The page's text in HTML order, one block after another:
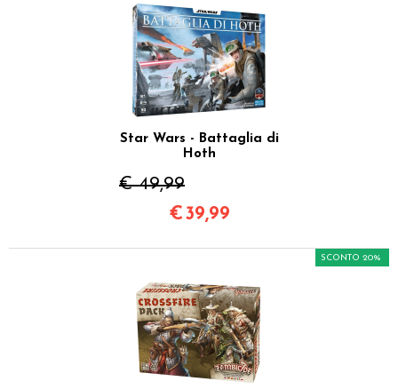
Star Wars - Battaglia di
Hoth
€ 49,99
€39,99
SCONTO 20%